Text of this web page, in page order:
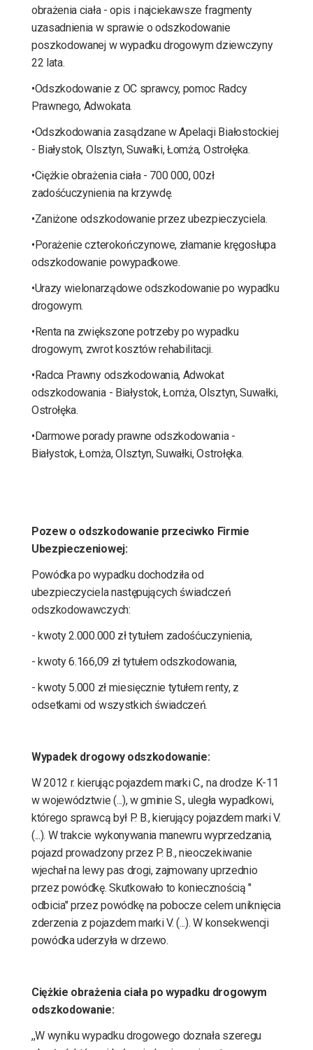
obrażenia ciała - opis i najciekawsze fragmenty
uzasadnienia w sprawie o odszkodowanie
poszkodowanej w wypadku drogowym dziewczyny
22 lata.
•Odszkodowanie z OC sprawcy, pomoc Radcy
Prawnego, Adwokata.
•Odszkodowania zasądzane w Apelacji Białostockiej
- Białystok, Olsztyn, Suwałki, Łomża, Ostrołęka.
•Ciężkie obrażenia ciała - 700 000, 00zł
zadośćuczynienia na krzywdę.
•Zaniżone odszkodowanie przez ubezpieczyciela.
•Porażenie czterokończynowe, złamanie kręgosłupa
odszkodowanie powypadkowe.
•Urazy wielonarządowe odszkodowanie po wypadku
drogowym.
•Renta na zwiększone potrzeby po wypadku
drogowym, zwrot kosztów rehabilitacji.
•Radca Prawny odszkodowania, Adwokat
odszkodowania - Białystok, Łomża, Olsztyn, Suwałki,
Ostrołęka.
•Darmowe porady prawne odszkodowania -
Białystok, Łomża, Olsztyn, Suwałki, Ostrołęka.
Pozew o odszkodowanie przeciwko Firmie
Ubezpieczeniowej:
Powódka po wypadku dochodziła od
ubezpieczyciela następujących świadczeń
odszkodowawczych:
- kwoty 2.000.000 zł tytułem zadośćuczynienia,
- kwoty 6.166,09 zł tytułem odszkodowania,
- kwoty 5.000 zł miesięcznie tytułem renty, z
odsetkami od wszystkich świadczeń.
Wypadek drogowy odszkodowanie:
W 2012 r. kierując pojazdem marki C., na drodze K-11
w województwie (...), w gminie S., uległa wypadkowi,
którego sprawcą był P. B., kierujący pojazdem marki V.
(...). W trakcie wykonywania manewru wyprzedzania,
pojazd prowadzony przez P. B., nieoczekiwanie
wjechał na lewy pas drogi, zajmowany uprzednio
przez powódkę. Skutkowało to koniecznością "
odbicia" przez powódkę na pobocze celem uniknięcia
zderzenia z pojazdem marki V. (...). W konsekwencji
powódka uderzyła w drzewo.
Ciężkie obrażenia ciała po wypadku drogowym
odszkodowanie:
,,W wyniku wypadku drogowego doznała szeregu